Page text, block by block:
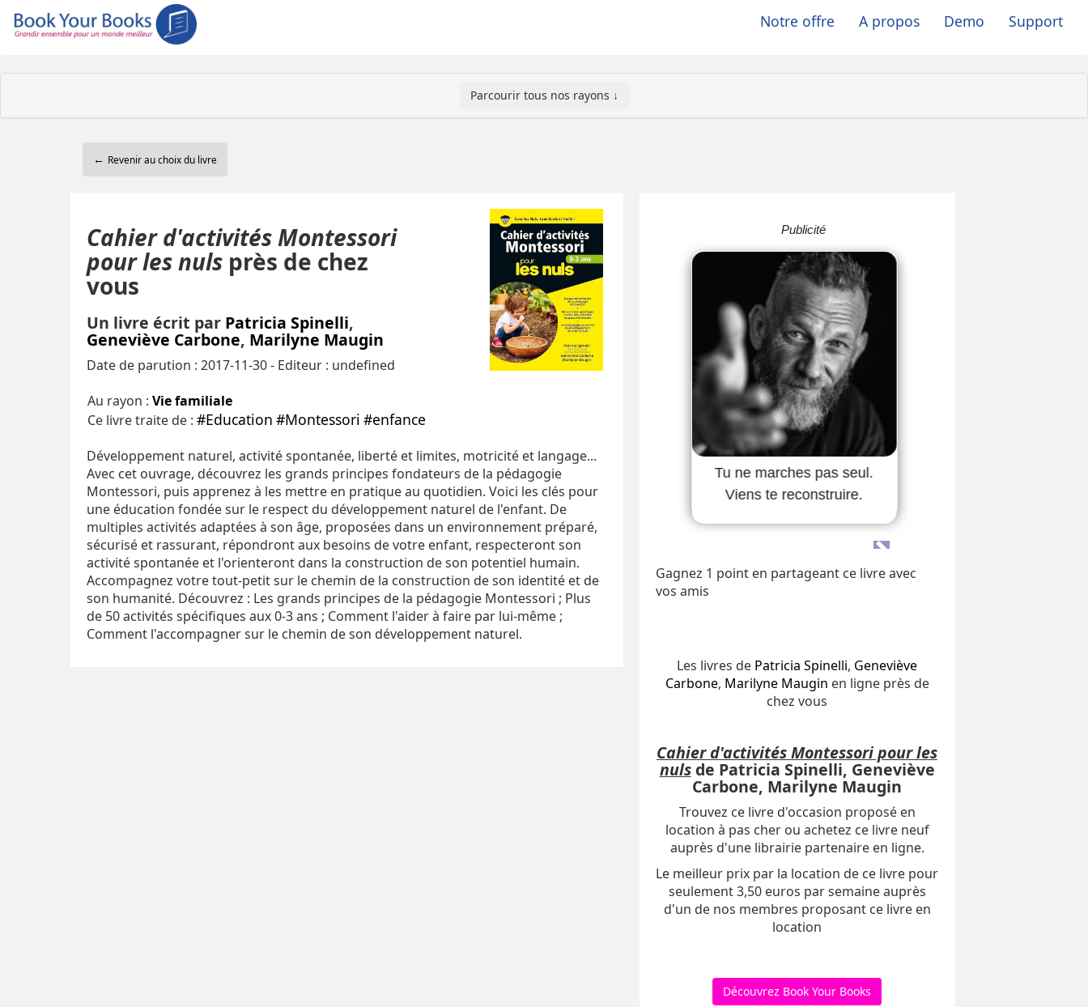
Notre offre A propos Demo Support
Parcourir tous nos rayons ↓
← Revenir au choix du livre
Cahier d'activités Montessori
pour les nuls près de chez
vous
Un livre écrit par Patricia Spinelli,
Geneviève Carbone, Marilyne Maugin
Date de parution : 2017-11-30 - Editeur : undefined
Au rayon : Vie familiale
Ce livre traite de : #Education #Montessori #enfance
Développement naturel, activité spontanée, liberté et limites, motricité et langage...
Avec cet ouvrage, découvrez les grands principes fondateurs de la pédagogie
Montessori, puis apprenez à les mettre en pratique au quotidien. Voici les clés pour
une éducation fondée sur le respect du développement naturel de l'enfant. De
multiples activités adaptées à son âge, proposées dans un environnement préparé,
sécurisé et rassurant, répondront aux besoins de votre enfant, respecteront son
activité spontanée et l'orienteront dans la construction de son potentiel humain.
Accompagnez votre tout-petit sur le chemin de la construction de son identité et de
son humanité. Découvrez : Les grands principes de la pédagogie Montessori ; Plus
de 50 activités spécifiques aux 0-3 ans ; Comment l'aider à faire par lui-même ;
Comment l'accompagner sur le chemin de son développement naturel.
Gagnez 1 point en partageant ce livre avec
vos amis
Les livres de Patricia Spinelli, Geneviève
Carbone, Marilyne Maugin en ligne près de
chez vous
Cahier d'activités Montessori pour les
nulsde Patricia Spinelli, Geneviève
Carbone, Marilyne Maugin
Trouvez ce livre d'occasion proposé en
location à pas cher ou achetez ce livre neuf
auprès d'une librairie partenaire en ligne.
Le meilleur prix par la location de ce livre pour
seulement 3,50 euros par semaine auprès
d'un de nos membres proposant ce livre en
location
Découvrez Book Your Books